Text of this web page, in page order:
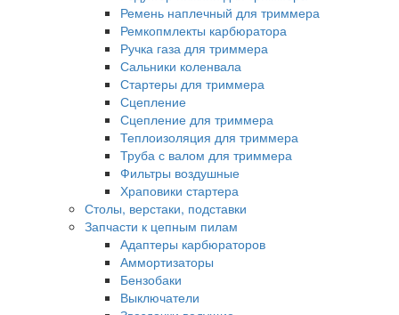
Ремень наплечный для триммера
Ремкопмлекты карбюратора
Ручка газа для триммера
Сальники коленвала
Стартеры для триммера
Сцепление
Сцепление для триммера
Теплоизоляция для триммера
Труба с валом для триммера
Фильтры воздушные
Храповики стартера
Столы, верстаки, подставки
Запчасти к цепным пилам
Адаптеры карбюраторов
Аммортизаторы
Бензобаки
Выключатели